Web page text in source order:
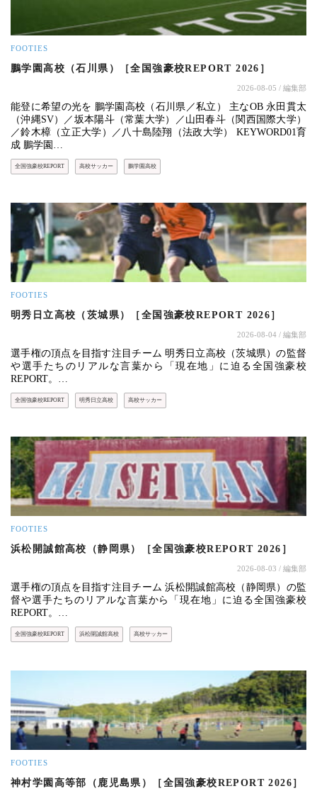
FOOTIES
鵬学園高校（石川県）［全国強豪校REPORT 2026］
2026-08-05 / 編集部
能登に希望の光を 鵬学園高校（石川県／私立） 主なOB 永田貫太
（沖縄SV）／坂本陽斗（常葉大学）／山田春斗（関西国際大学）
／鈴木樟（立正大学）／八十島陸翔（法政大学） KEYWORD01育
成 鵬学園…
全国強豪校REPORT 高校サッカー 鵬学園高校
FOOTIES
明秀日立高校（茨城県）［全国強豪校REPORT 2026］
2026-08-04 / 編集部
選手権の頂点を目指す注目チーム 明秀日立高校（茨城県）の監督
や選手たちのリアルな言葉から「現在地」に迫る全国強豪校
REPORT。…
全国強豪校REPORT 明秀日立高校 高校サッカー
FOOTIES
浜松開誠館高校（静岡県）［全国強豪校REPORT 2026］
2026-08-03 / 編集部
選手権の頂点を目指す注目チーム 浜松開誠館高校（静岡県）の監
督や選手たちのリアルな言葉から「現在地」に迫る全国強豪校
REPORT。…
全国強豪校REPORT 浜松開誠館高校 高校サッカー
FOOTIES
神村学園高等部（鹿児島県）［全国強豪校REPORT 2026］